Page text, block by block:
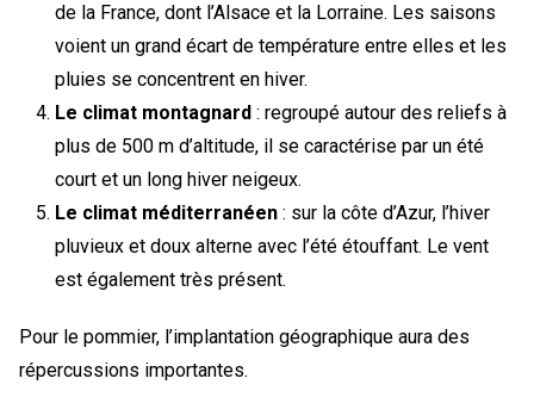
de la France, dont l’Alsace et la Lorraine. Les saisons
voient un grand écart de température entre elles et les
pluies se concentrent en hiver.
Le climat montagnard : regroupé autour des reliefs à
plus de 500 m d’altitude, il se caractérise par un été
court et un long hiver neigeux.
Le climat méditerranéen : sur la côte d’Azur, l’hiver
pluvieux et doux alterne avec l’été étouffant. Le vent
est également très présent.
Pour le pommier, l’implantation géographique aura des
répercussions importantes.